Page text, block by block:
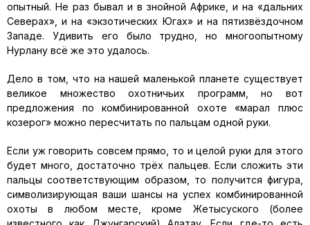
опытный. Не раз бывал и в знойной Африке, и на «дальних
Северах», и на «экзотических Югах» и на пятизвёздочном
Западе. Удивить его было трудно, но многоопытному
Нурлану всё же это удалось.
Дело в том, что на нашей маленькой планете существует
великое множество охотничьих программ, но вот
предложения по комбинированной охоте «марал плюс
козерог» можно пересчитать по пальцам одной руки.
Если уж говорить совсем прямо, то и целой руки для этого
будет много, достаточно трёх пальцев. Если сложить эти
пальцы соответствующим образом, то получится фигура,
символизирующая ваши шансы на успех комбинированной
охоты в любом месте, кроме Жетысуского (более